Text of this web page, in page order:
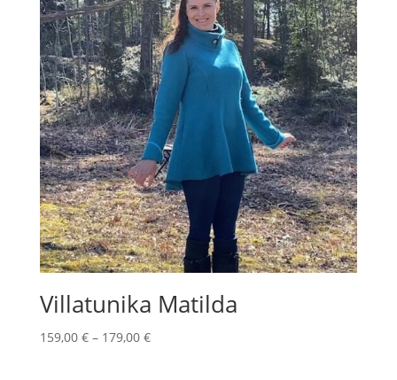
Villatunika Matilda
159,00 € – 179,00 €Hintaluokka: